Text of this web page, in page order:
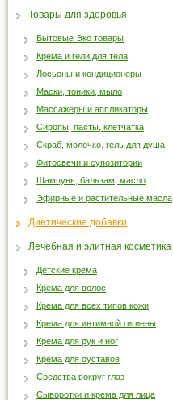
Товары для здоровья
Бытовые Эко товары
Крема и гели для тела
Лосьоны и кондиционеры
Маски, тоники, мыло
Массажеры и аппликаторы
Сиропы, пасты, клетчатка
Скраб, молочко, гель для душа
Фитосвечи и супозитории
Шампунь, бальзам, масло
Эфирные и растительные масла
Диетические добавки
Лечебная и элитная косметика
Детские крема
Крема для волос
Крема для всех типов кожи
Крема для интимной гигиены
Крема для рук и ног
Крема для суставов
Средства вокруг глаз
Сыворотки и крема для лица